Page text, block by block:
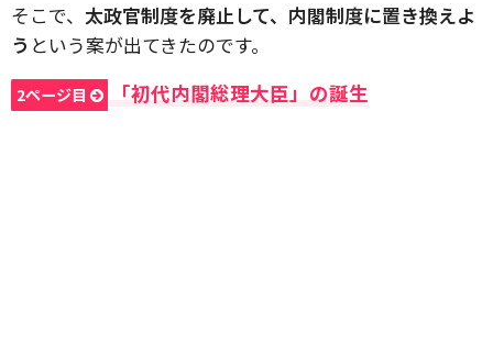
そこで、 太政官制度を廃止して、内閣制度に置き換えよ
う という案が出てきたのです。
2ページ目 「初代内閣総理大臣」の誕生